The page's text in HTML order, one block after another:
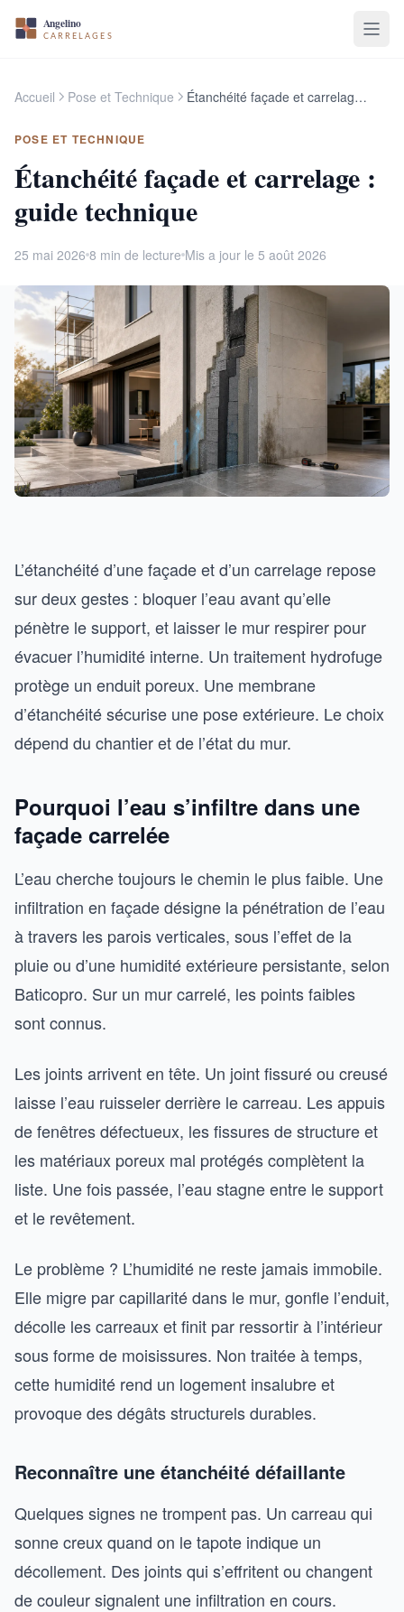
Accueil Pose et Technique Étanchéité façade et carrelage : guide technique
POSE ET TECHNIQUE
Étanchéité façade et carrelage :
guide technique
25 mai 2026 8 min de lecture Mis a jour le 5 août 2026
L’étanchéité d’une façade et d’un carrelage repose
sur deux gestes : bloquer l’eau avant qu’elle
pénètre le support, et laisser le mur respirer pour
évacuer l’humidité interne. Un traitement hydrofuge
protège un enduit poreux. Une membrane
d’étanchéité sécurise une pose extérieure. Le choix
dépend du chantier et de l’état du mur.
Pourquoi l’eau s’infiltre dans une
façade carrelée
L’eau cherche toujours le chemin le plus faible. Une
infiltration en façade désigne la pénétration de l’eau
à travers les parois verticales, sous l’effet de la
pluie ou d’une humidité extérieure persistante, selon
Baticopro. Sur un mur carrelé, les points faibles
sont connus.
Les joints arrivent en tête. Un joint fissuré ou creusé
laisse l’eau ruisseler derrière le carreau. Les appuis
de fenêtres défectueux, les fissures de structure et
les matériaux poreux mal protégés complètent la
liste. Une fois passée, l’eau stagne entre le support
et le revêtement.
Le problème ? L’humidité ne reste jamais immobile.
Elle migre par capillarité dans le mur, gonfle l’enduit,
décolle les carreaux et finit par ressortir à l’intérieur
sous forme de moisissures. Non traitée à temps,
cette humidité rend un logement insalubre et
provoque des dégâts structurels durables.
Reconnaître une étanchéité défaillante
Quelques signes ne trompent pas. Un carreau qui
sonne creux quand on le tapote indique un
décollement. Des joints qui s’effritent ou changent
de couleur signalent une infiltration en cours.